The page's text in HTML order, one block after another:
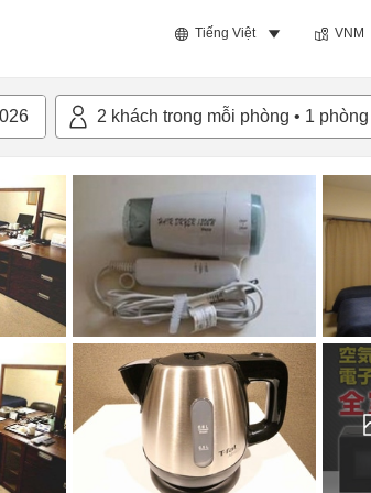
Tiếng Việt VNM
2 khách trong mỗi phòng • 1 phòng